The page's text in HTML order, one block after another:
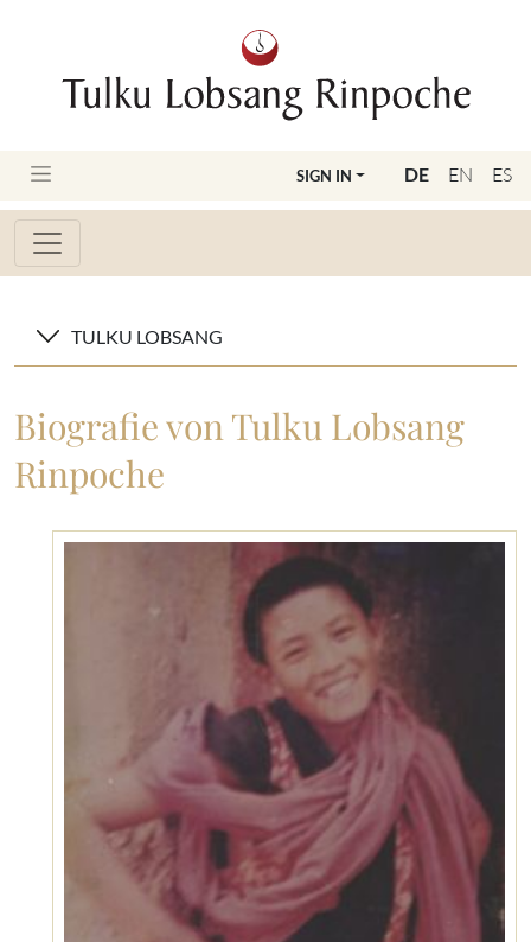
DE EN ES
SIGN IN
TULKU LOBSANG
Biografie von Tulku Lobsang
Rinpoche